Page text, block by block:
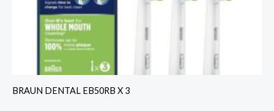
BRAUN DENTAL EB50RB X 3